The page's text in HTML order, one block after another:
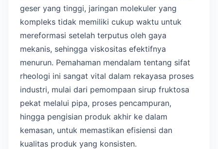
geser yang tinggi, jaringan molekuler yang
kompleks tidak memiliki cukup waktu untuk
mereformasi setelah terputus oleh gaya
mekanis, sehingga viskositas efektifnya
menurun. Pemahaman mendalam tentang sifat
rheologi ini sangat vital dalam rekayasa proses
industri, mulai dari pemompaan sirup fruktosa
pekat melalui pipa, proses pencampuran,
hingga pengisian produk akhir ke dalam
kemasan, untuk memastikan efisiensi dan
kualitas produk yang konsisten.